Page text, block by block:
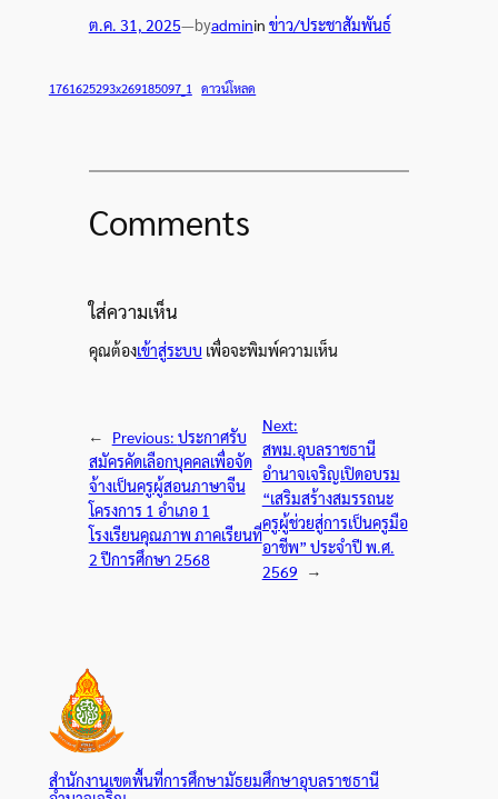
ต.ค. 31, 2025—byadminin ข่าว/ประชาสัมพันธ์
1761625293x269185097_1 ดาวน์โหลด
Comments
ใส่ความเห็น
คุณต้องเข้าสู่ระบบ เพื่อจะพิมพ์ความเห็น
← Previous: ประกาศรับ
สมัครคัดเลือกบุคคลเพื่อจัด
จ้างเป็นครูผู้สอนภาษาจีน
โครงการ 1 อำเภอ 1
โรงเรียนคุณภาพ ภาคเรียนที่
2 ปีการศึกษา 2568
Next:
สพม.อุบลราชธานี
อำนาจเจริญเปิดอบรม
“เสริมสร้างสมรรถนะ
ครูผู้ช่วยสู่การเป็นครูมือ
อาชีพ” ประจำปี พ.ศ.
2569
→
สำนักงานเขตพื้นที่การศึกษามัธยมศึกษาอุบลราชธานี